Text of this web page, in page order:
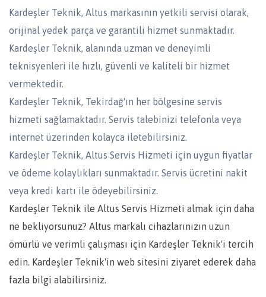
Kardeşler Teknik, Altus markasının yetkili servisi olarak,
orijinal yedek parça ve garantili hizmet sunmaktadır.
Kardeşler Teknik, alanında uzman ve deneyimli
teknisyenleri ile hızlı, güvenli ve kaliteli bir hizmet
vermektedir.
Kardeşler Teknik, Tekirdağ'ın her bölgesine servis
hizmeti sağlamaktadır. Servis talebinizi telefonla veya
internet üzerinden kolayca iletebilirsiniz.
Kardeşler Teknik, Altus Servis Hizmeti için uygun fiyatlar
ve ödeme kolaylıkları sunmaktadır. Servis ücretini nakit
veya kredi kartı ile ödeyebilirsiniz.
Kardeşler Teknik ile Altus Servis Hizmeti almak için daha
ne bekliyorsunuz? Altus markalı cihazlarınızın uzun
ömürlü ve verimli çalışması için Kardeşler Teknik'i tercih
edin. Kardeşler Teknik'in web sitesini ziyaret ederek daha
fazla bilgi alabilirsiniz.